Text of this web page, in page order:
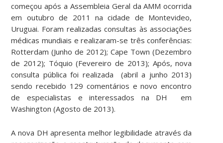
começou após a Assembleia Geral da AMM ocorrida
em outubro de 2011 na cidade de Montevideo,
Uruguai. Foram realizadas consultas às associações
médicas mundiais e realizaram-se três conferências:
Rotterdam (Junho de 2012); Cape Town (Dezembro
de 2012); Tóquio (Fevereiro de 2013); Após, nova
consulta pública foi realizada (abril a junho 2013)
sendo recebido 129 comentários e novo encontro
de especialistas e interessados na DH em
Washington (Agosto de 2013).
A nova DH apresenta melhor legibilidade através da